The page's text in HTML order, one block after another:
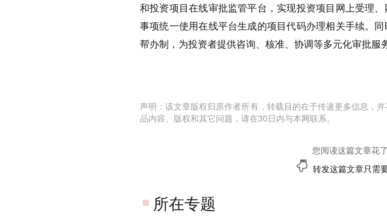
和投资项目在线审批监管平台，实现投资项目网上受理
事项统一使用在线平台生成的项目代码办理相关手续。
帮办制，为投资者提供咨询、核准、协调等多元化审批服务
声明：该文章版权归原作者所有，转载目的在于传递更多信息，
品内容、版权和其它问题，请在30日内与本网联系。
您阅读这篇文章花了
转发这篇文章只需
所在专题